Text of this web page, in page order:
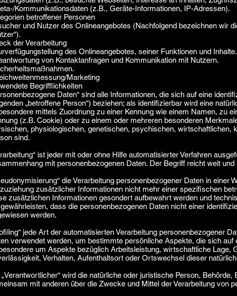
Kommunikationsdaten (z.B., Geräte-Informationen, IP-Adressen).
betroffener Personen
und Nutzer des Onlineangebotes (Nachfolgend bezeichnen wir
der Verarbeitung
des Onlineangebotes, seiner Funktionen und Inhalte.
von Kontaktanfragen und Kommunikation mit Nutzern.
Marketing
Begrifflichkeiten
Daten“ sind alle Informationen, die sich auf eine
„betroffene Person“) beziehen; als identifizierbar wird eine
mittels Zuordnung zu einer Kennung wie einem Namen, zu
(z.B. Cookie) oder zu einem oder mehreren besonderen
physiologischen, genetischen, psychischen, wirtschaftlichen,
sind.
ist jeder mit oder ohne Hilfe automatisierter Verfahren
mit personenbezogenen Daten. Der Begriff reicht weit
die Verarbeitung personenbezogener Daten in einer
zusätzlicher Informationen nicht mehr einer spezifischen
zusätzlichen Informationen gesondert aufbewahrt werden und
dass die personenbezogenen Daten nicht einer
werden.
jede Art der automatisierten Verarbeitung personenbezogener
verwendet werden, um bestimmte persönliche Aspekte, die sich
um Aspekte bezüglich Arbeitsleistung, wirtschaftliche Lage,
Verhalten, Aufenthaltsort oder Ortswechsel dieser
wird die natürliche oder juristische Person,
mit anderen über die Zwecke und Mittel der Verarbeitung von